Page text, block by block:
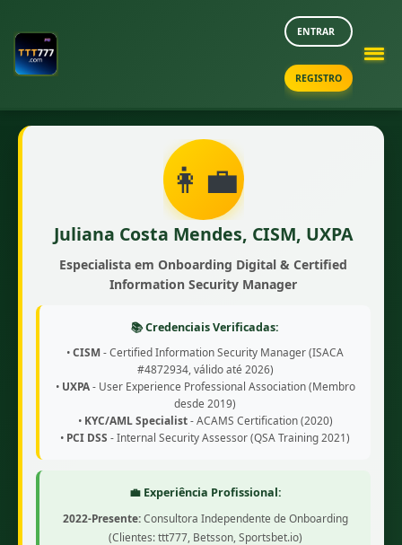
ENTRAR
REGISTRO
👩‍💼
Juliana Costa Mendes, CISM, UXPA
Especialista em Onboarding Digital & Certified
Information Security Manager
📚 Credenciais Verificadas:
•CISM- Certified Information Security Manager (ISACA
#4872934, válido até 2026)
• UXPA- User Experience Professional Association (Membro
desde 2019)
• KYC/AML Specialist- ACAMS Certification (2020)
• PCI DSS - Internal Security Assessor (QSA Training 2021)
💼 Experiência Profissional:
2022-Presente:Consultora Independente de Onboarding
(Clientes: ttt777, Betsson, Sportsbet.io)